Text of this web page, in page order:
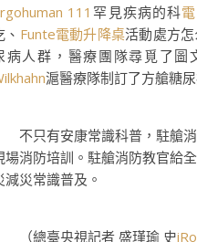
111 罕見疾病的科
、 Funte電動升降桌活動處方
病人群，醫療團隊尋覓了
滬醫療隊制訂了方艙糖
不只有安康常識科普，駐艙消
場消防培訓。駐艙消防教官給
減災常識普及。
（總臺央視記者 盛瑾瑜 史